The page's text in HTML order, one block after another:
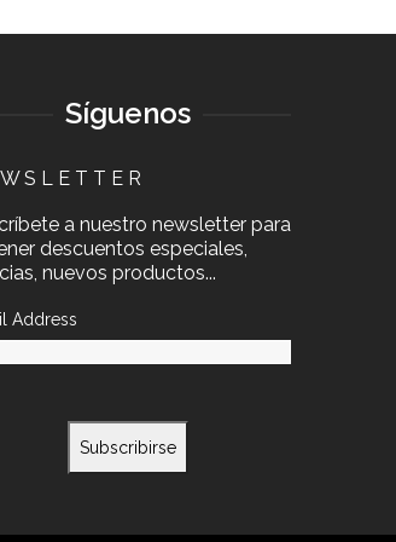
Síguenos
W S L E T T E R
a nuestro newsletter para
descuentos especiales,
nuevos productos...
Address